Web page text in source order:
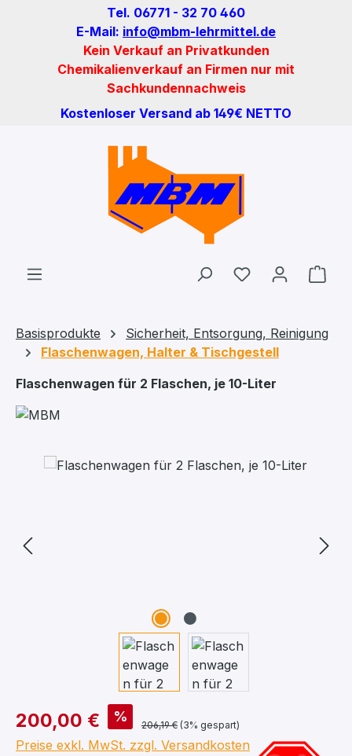
Zum Hauptinhalt springenTel. 06771 - 32 70 460
E-Mail: info@mbm-lehrmittel.de
Kein Verkauf an Privatkunden
Chemikalienverkauf an Firmen nur mit
Sachkundennachweis
Kostenloser Versand ab 149€ NETTO
Du hast 0
Basisprodukte
Sicherheit, Entsorgung, Reinigung
Flaschenwagen, Halter & Tischgestell
Flaschenwagen für 2 Flaschen, je 10-Liter
Bildergalerie überspringen
200,00 € %
206,19 € (3% gespart)
Preise exkl. MwSt. zzgl. Versandkosten